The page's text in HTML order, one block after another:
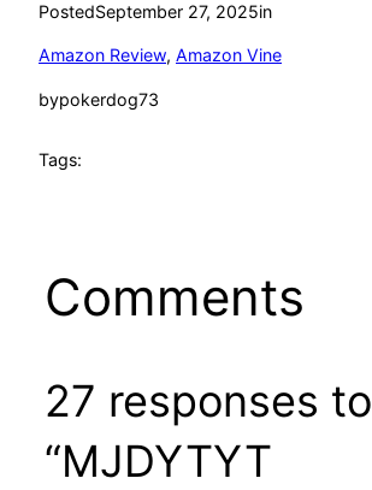
PostedSeptember 27, 2025in
Amazon Review, Amazon Vine
bypokerdog73
Tags:
Comments
27 responses to
“MJDYTYT